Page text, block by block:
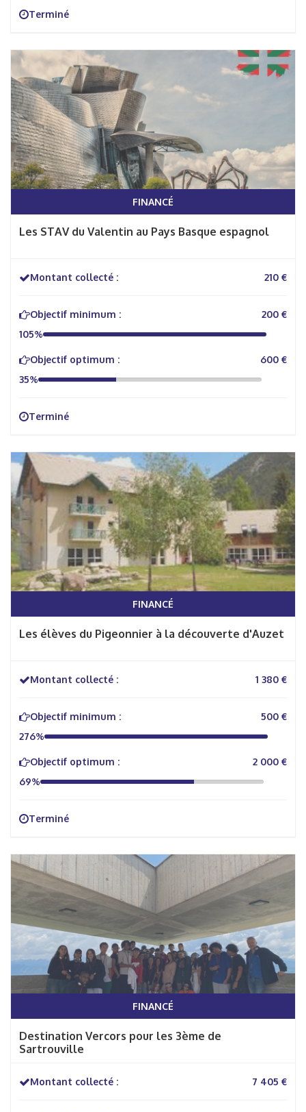
Terminé
FINANCÉ
Les STAV du Valentin au Pays Basque espagnol
Montant collecté : 210 €
Objectif minimum :
200 €
105%
Objectif optimum :
600 €
35%
Terminé
FINANCÉ
Les élèves du Pigeonnier à la découverte d'Auzet
Montant collecté : 1 380 €
Objectif minimum :
500 €
276%
Objectif optimum :
2 000 €
69%
Terminé
FINANCÉ
Destination Vercors pour les 3ème de
Sartrouville
Montant collecté : 7 405 €